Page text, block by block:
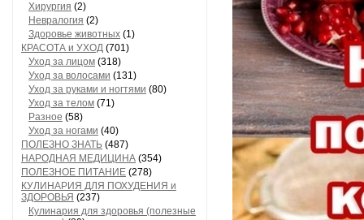
Хирургия (2)
Невралогия (2)
Здоровье животных (1)
КРАСОТА и УХОД (701)
Уход за лицом (318)
Уход за волосами (131)
Уход за руками и ногтями (80)
Уход за телом (71)
Разное (58)
Уход за ногами (40)
ПОЛЕЗНО ЗНАТЬ (487)
НАРОДНАЯ МЕДИЦИНА (354)
ПОЛЕЗНОЕ ПИТАНИЕ (278)
КУЛИНАРИЯ ДЛЯ ПОХУДЕНИЯ и
ЗДОРОВЬЯ (237)
Кулинария для здоровья (полезные